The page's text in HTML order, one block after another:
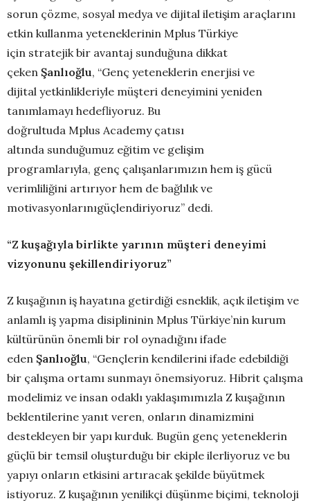
sorun çözme, sosyal medya ve dijital iletişim araçlarını
etkin kullanma yeteneklerinin Mplus Türkiye
için stratejik bir avantaj sunduğuna dikkat
çeken Şanlıoğlu, “Genç yeteneklerin enerjisi ve
dijital yetkinlikleriyle müşteri deneyimini yeniden
tanımlamayı hedefliyoruz. Bu
doğrultuda Mplus Academy çatısı
altında sunduğumuz eğitim ve gelişim
programlarıyla, genç çalışanlarımızın hem iş gücü
verimliliğini artırıyor hem de bağlılık ve
motivasyonlarınıgüçlendiriyoruz” dedi.
“Z kuşağıyla birlikte yarının müşteri deneyimi
vizyonunu şekillendiriyoruz”
Z kuşağının iş hayatına getirdiği esneklik, açık iletişim ve
anlamlı iş yapma disiplininin Mplus Türkiye’nin kurum
kültürünün önemli bir rol oynadığını ifade
eden Şanlıoğlu, “Gençlerin kendilerini ifade edebildiği
bir çalışma ortamı sunmayı önemsiyoruz. Hibrit çalışma
modelimiz ve insan odaklı yaklaşımımızla Z kuşağının
beklentilerine yanıt veren, onların dinamizmini
destekleyen bir yapı kurduk. Bugün genç yeteneklerin
güçlü bir temsil oluşturduğu bir ekiple ilerliyoruz ve bu
yapıyı onların etkisini artıracak şekilde büyütmek
istiyoruz. Z kuşağının yenilikçi düşünme biçimi, teknoloji